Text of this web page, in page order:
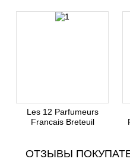
Les 12 Parfumeurs
Francais Breteuil
ОТЗЫВЫ